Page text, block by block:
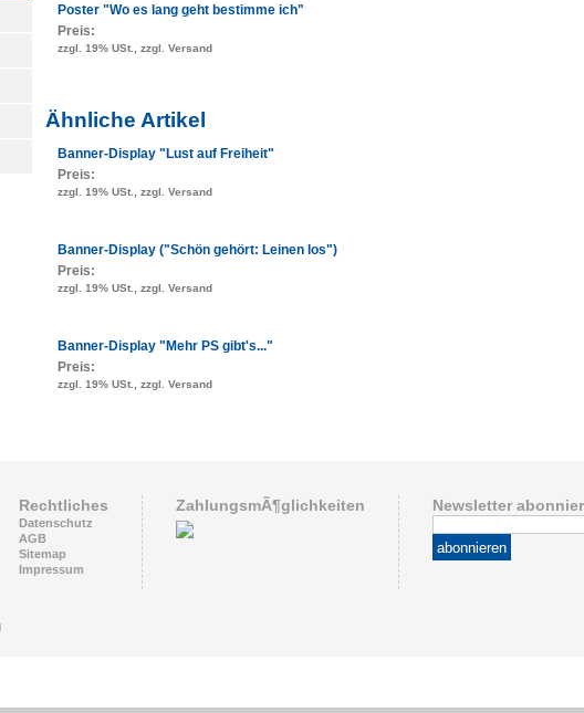
Poster "Wo es lang geht bestimme ich"
Preis:
zzgl. 19% USt., zzgl. Versand
Ähnliche Artikel
Banner-Display "Lust auf Freiheit"
Preis:
zzgl. 19% USt., zzgl. Versand
Banner-Display ("Schön gehört: Leinen los")
Preis:
zzgl. 19% USt., zzgl. Versand
Banner-Display "Mehr PS gibt's..."
Preis:
zzgl. 19% USt., zzgl. Versand
Rechtliches
Datenschutz
AGB
Sitemap
Impressum
ZahlungsmÃ¶glichkeiten Newsletter
abonnieren